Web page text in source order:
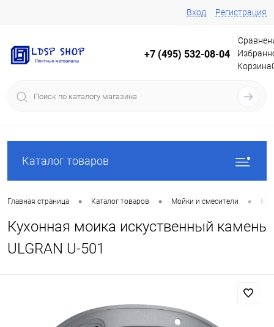
Вход Регистрация
+7 (495) 532-08-04
Корзина
Каталог товаров
Главная страница • Каталог товаров • Мойки и смесители •
Кухонная моика искуственный камень
ULGRAN U-501